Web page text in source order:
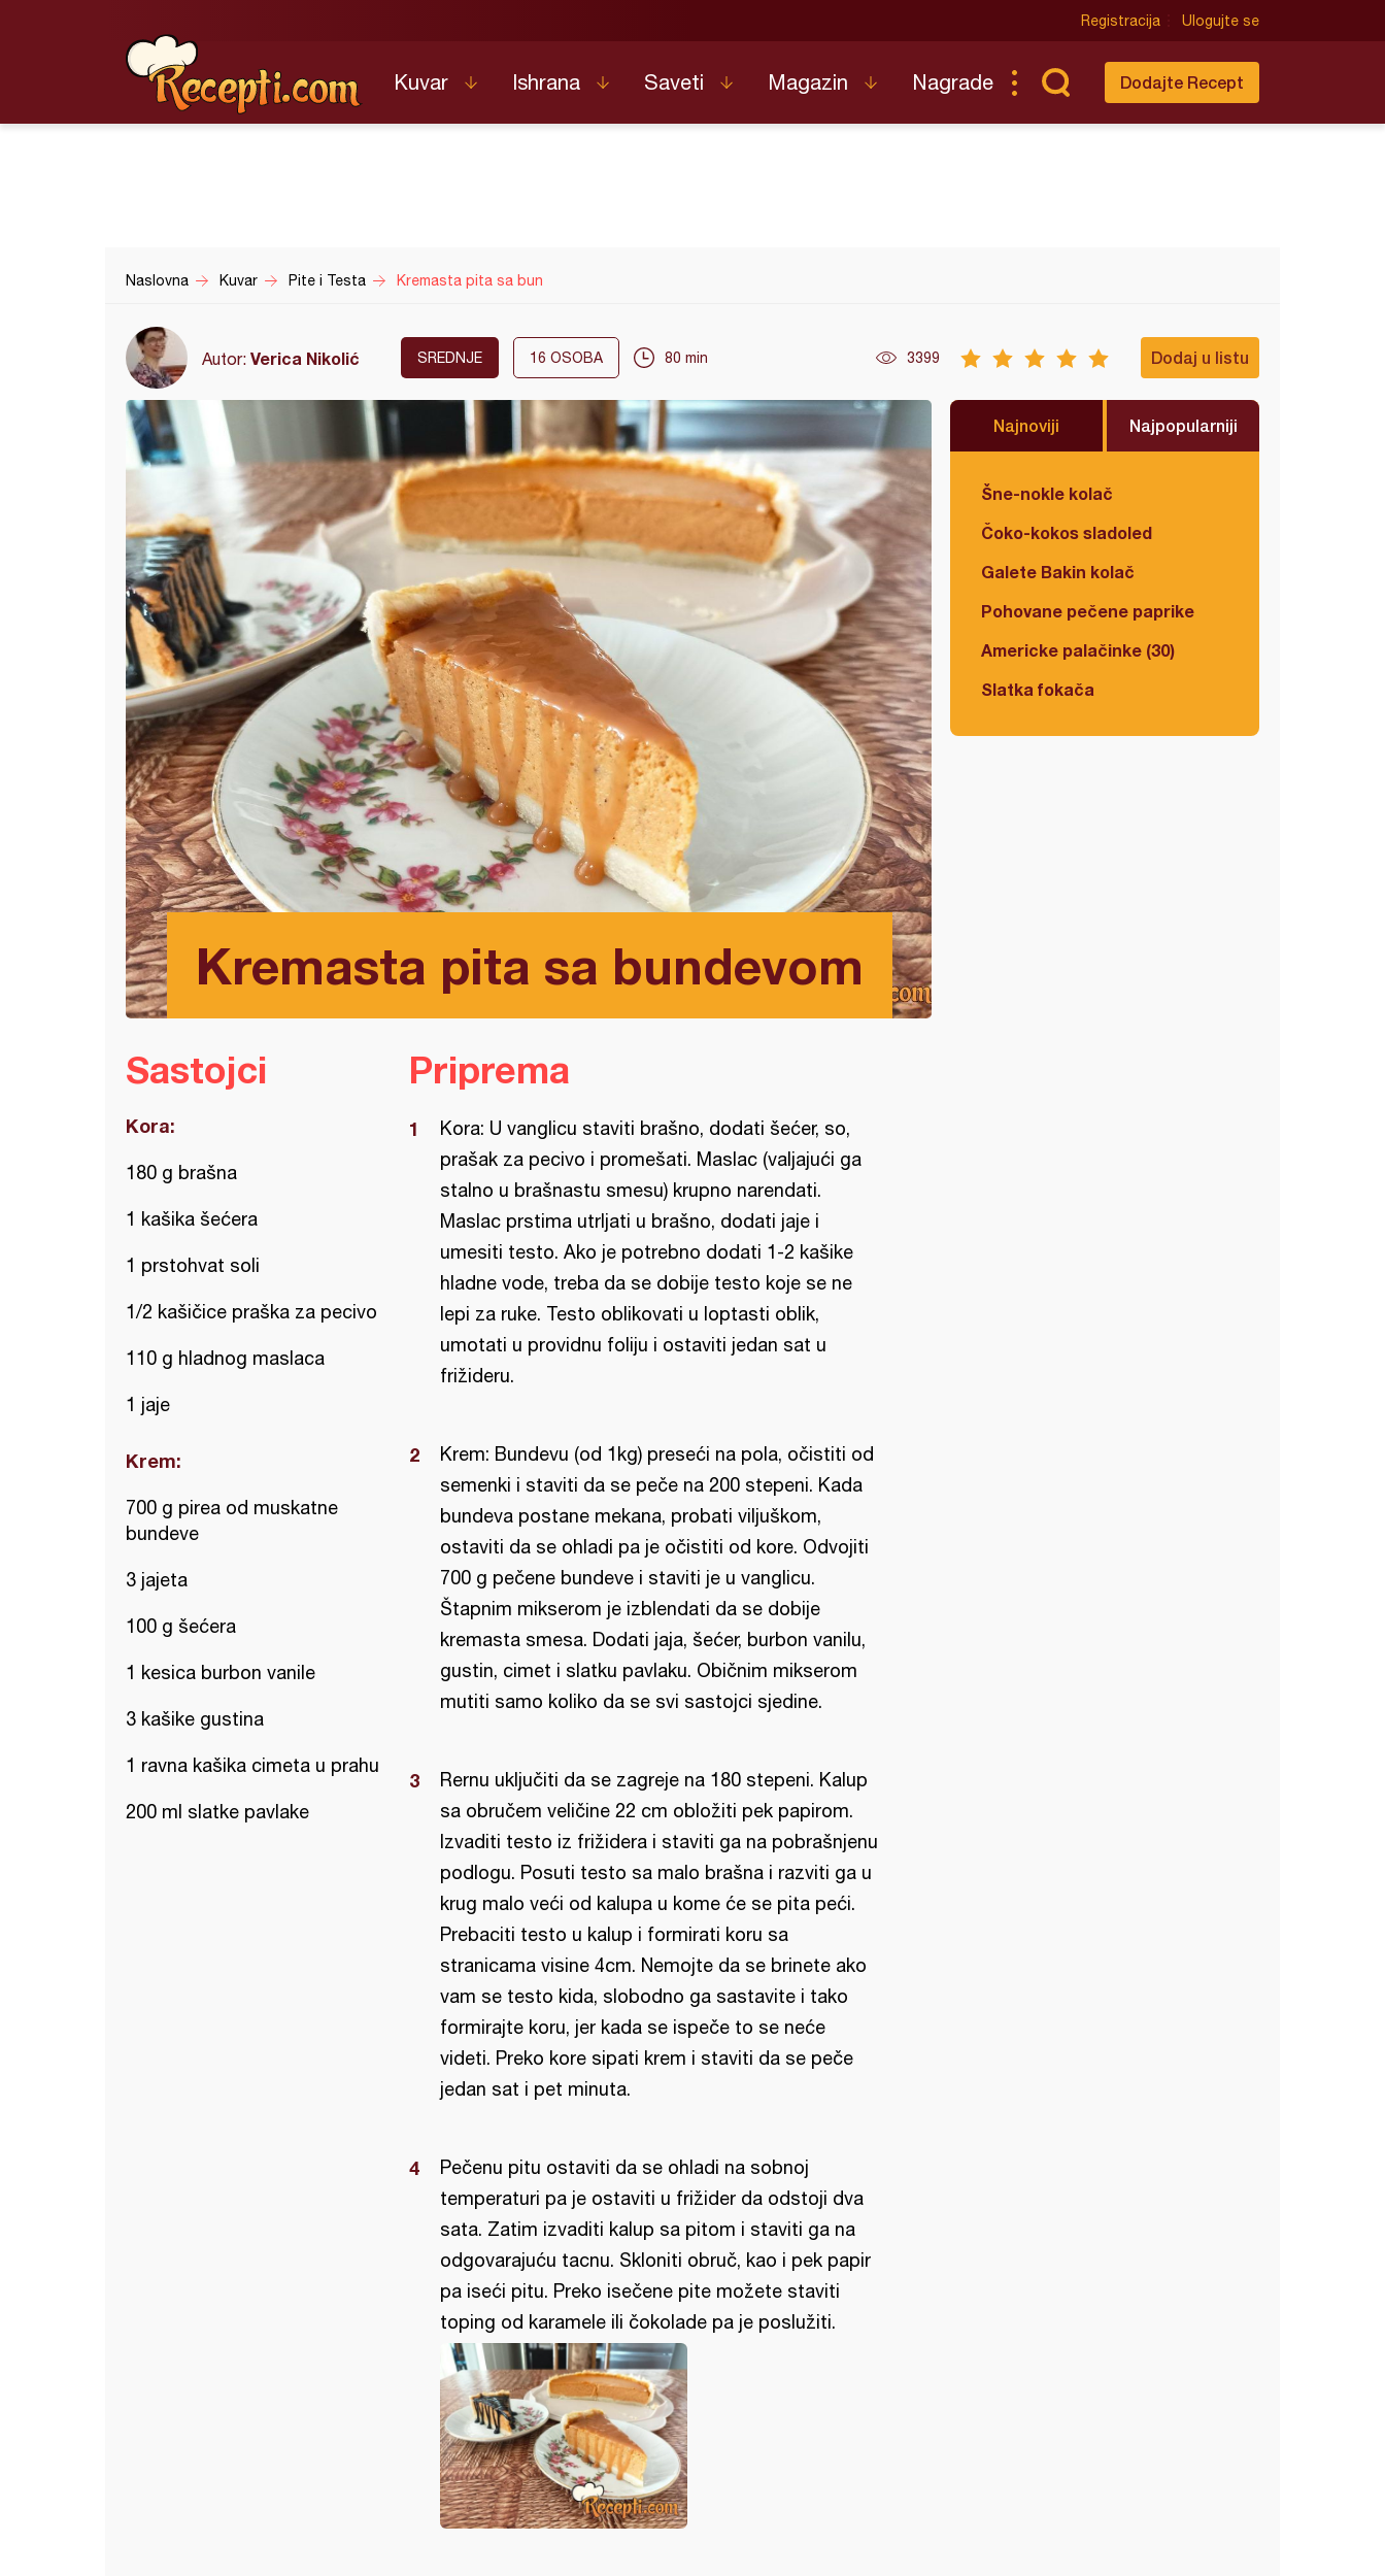
Registracija Ulogujte se
Kuvar Ishrana Saveti Magazin Nagrade Dodajte Recept
Naslovna Kuvar Pite i Testa Kremasta pita sa bun
Autor: Verica Nikolić SREDNJE 16 OSOBA 80 min 3399 Dodaj u listu
Kremasta pita sa bundevom
Najnoviji Najpopularniji
Šne-nokle kolač
Čoko-kokos sladoled
Galete Bakin kolač
Pohovane pečene paprike
Americke palačinke (30)
Slatka fokača
Sastojci
Kora:
180 g brašna
1 kašika šećera
1 prstohvat soli
1/2 kašičice praška za pecivo
110 g hladnog maslaca
1 jaje
Krem:
700 g pirea od muskatne
bundeve
3 jajeta
100 g šećera
1 kesica burbon vanile
3 kašike gustina
1 ravna kašika cimeta u prahu
200 ml slatke pavlake
Priprema
Kora: U vanglicu staviti brašno, dodati šećer, so,
prašak za pecivo i promešati. Maslac (valjajući ga
stalno u brašnastu smesu) krupno narendati.
Maslac prstima utrljati u brašno, dodati jaje i
umesiti testo. Ako je potrebno dodati 1-2 kašike
hladne vode, treba da se dobije testo koje se ne
lepi za ruke. Testo oblikovati u loptasti oblik,
umotati u providnu foliju i ostaviti jedan sat u
frižideru.
Krem: Bundevu (od 1kg) preseći na pola, očistiti od
semenki i staviti da se peče na 200 stepeni. Kada
bundeva postane mekana, probati viljuškom,
ostaviti da se ohladi pa je očistiti od kore. Odvojiti
700 g pečene bundeve i staviti je u vanglicu.
Štapnim mikserom je izblendati da se dobije
kremasta smesa. Dodati jaja, šećer, burbon vanilu,
gustin, cimet i slatku pavlaku. Običnim mikserom
mutiti samo koliko da se svi sastojci sjedine.
Rernu uključiti da se zagreje na 180 stepeni. Kalup
sa obručem veličine 22 cm obložiti pek papirom.
Izvaditi testo iz frižidera i staviti ga na pobrašnjenu
podlogu. Posuti testo sa malo brašna i razviti ga u
krug malo veći od kalupa u kome će se pita peći.
Prebaciti testo u kalup i formirati koru sa
stranicama visine 4cm. Nemojte da se brinete ako
vam se testo kida, slobodno ga sastavite i tako
formirajte koru, jer kada se ispeče to se neće
videti. Preko kore sipati krem i staviti da se peče
jedan sat i pet minuta.
Pečenu pitu ostaviti da se ohladi na sobnoj
temperaturi pa je ostaviti u frižider da odstoji dva
sata. Zatim izvaditi kalup sa pitom i staviti ga na
odgovarajuću tacnu. Skloniti obruč, kao i pek papir
pa iseći pitu. Preko isečene pite možete staviti
toping od karamele ili čokolade pa je poslužiti.